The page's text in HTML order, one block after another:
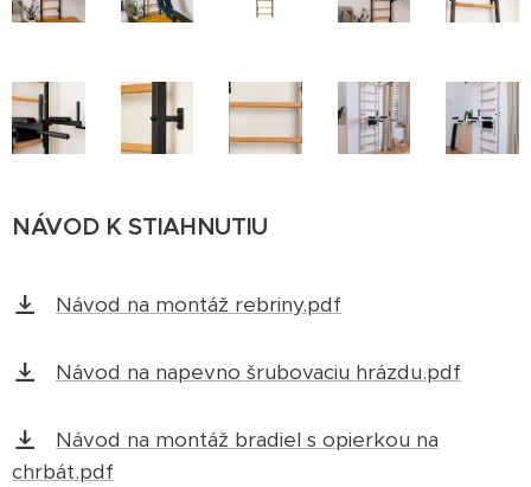
NÁVOD K STIAHNUTIU
Návod na montáž rebriny.pdf
Návod na napevno šrubovaciu hrázdu.pdf
Návod na montáž bradiel s opierkou na
chrbát.pdf